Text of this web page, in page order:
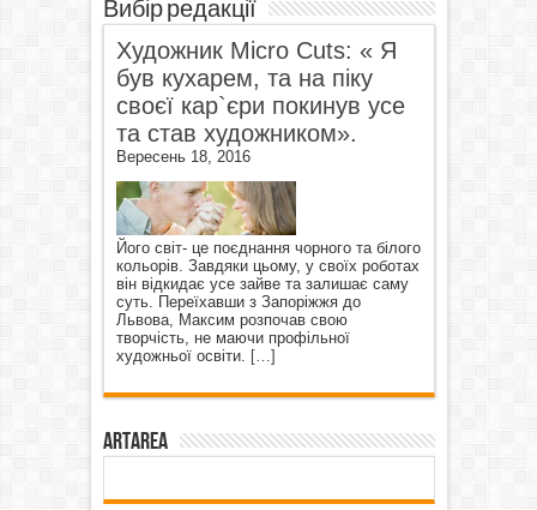
Вибір редакції
Художник Micro Cuts: « Я
був кухарем, та на піку
своєї кар`єри покинув усе
та став художником».
Вересень 18, 2016
Його світ- це поєднання чорного та білого
кольорів. Завдяки цьому, у своїх роботах
він відкидає усе зайве та залишає саму
суть. Переїхавши з Запоріжжя до
Львова, Максим розпочав свою
творчість, не маючи профільної
художньої освіти. […]
ArtArea